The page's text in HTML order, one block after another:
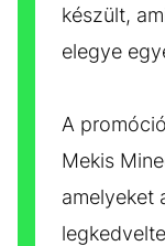
készült,
elegye
A
Mekis
amelyeket